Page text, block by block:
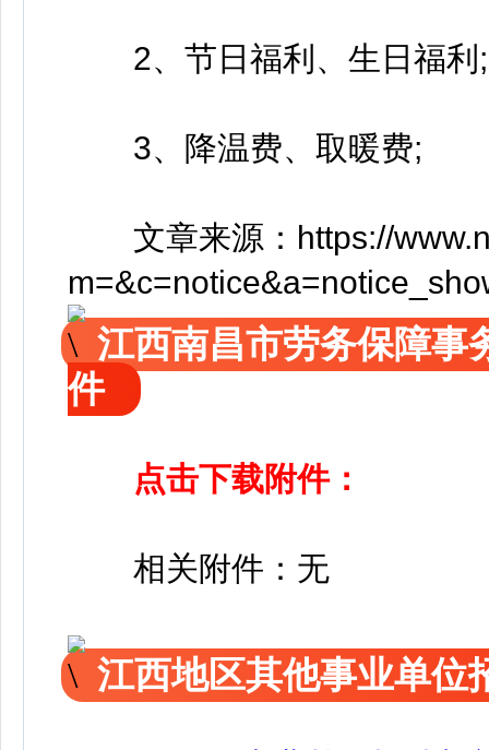
2、节日福利、生日福利;
3、降温费、取暖费;
文章来源：https://
江西南昌市劳务保障事
件
点击下载附件：
相关附件：无
江西地区其他事业单位